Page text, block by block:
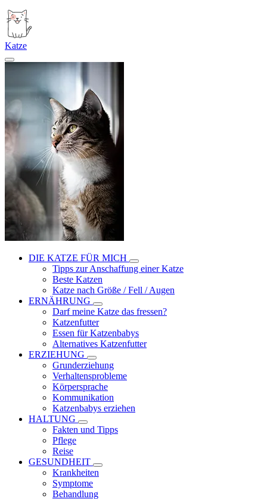
Katze
DIE KATZE FÜR MICH
Tipps zur Anschaffung einer Katze
Beste Katzen
Katze nach Größe / Fell / Augen
ERNÄHRUNG
Darf meine Katze das fressen?
Katzenfutter
Essen für Katzenbabys
Alternatives Katzenfutter
ERZIEHUNG
Grunderziehung
Verhaltensprobleme
Körpersprache
Kommunikation
Katzenbabys erziehen
HALTUNG
Fakten und Tipps
Pflege
Reise
GESUNDHEIT
Krankheiten
Symptome
Behandlung